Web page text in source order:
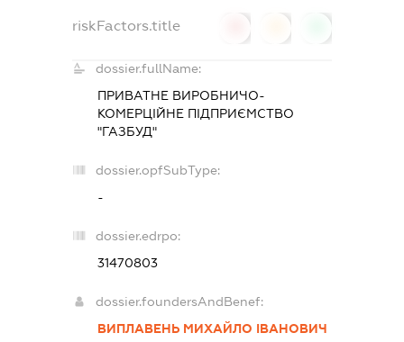
riskFactors.title
dossier.fullName:
ПРИВАТНЕ ВИРОБНИЧО-
КОМЕРЦІЙНЕ ПІДПРИЄМСТВО
"ГАЗБУД"
dossier.opfSubType:
-
dossier.edrpo:
31470803
dossier.foundersAndBenef:
ВИПЛАВЕНЬ МИХАЙЛО ІВАНОВИЧ